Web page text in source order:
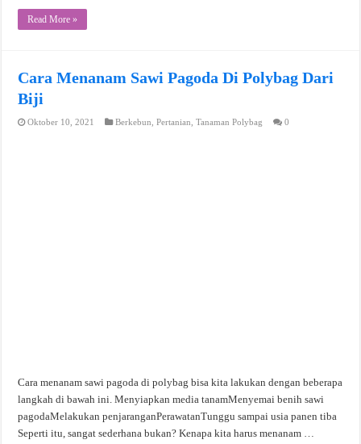
Read More »
Cara Menanam Sawi Pagoda Di Polybag Dari
Biji
Oktober 10, 2021 Berkebun ,Pertanian ,Tanaman Polybag 0
Cara menanam sawi pagoda di polybag bisa kita lakukan dengan beberapa
langkah di bawah ini. Menyiapkan media tanamMenyemai benih sawi
pagodaMelakukan penjaranganPerawatanTunggu sampai usia panen tiba
Seperti itu, sangat sederhana bukan? Kenapa kita harus menanam …